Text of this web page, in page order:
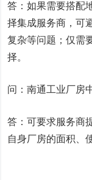
答：如果需要搭配
择集成服务商，可
复杂等问题；仅需
择。
问：南通工业厂房
答：可要求服务商
自身厂房的面积、